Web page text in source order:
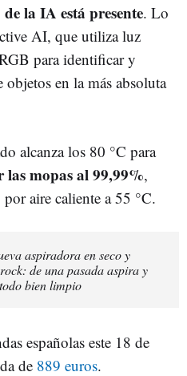
de la IA está presente. Lo
AI, que utiliza luz
para identificar y
objetos en la más absoluta
alcanza los 80 °C para
las mopas al 99,99%,
aire caliente a 55 °C.
aspiradora en seco y
de una pasada aspira y
bien limpio
españolas este 18 de
de 889 euros.